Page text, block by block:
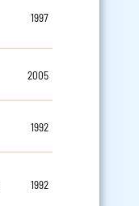
1997
2005
1992
1992